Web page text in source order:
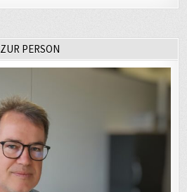
ZUR PERSON